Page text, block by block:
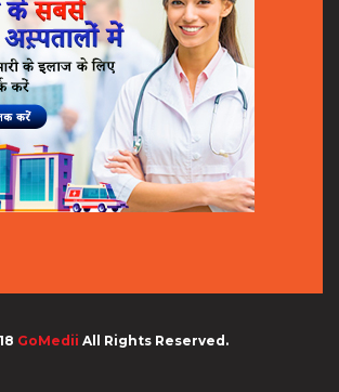
GoMedii All Rights Reserved.